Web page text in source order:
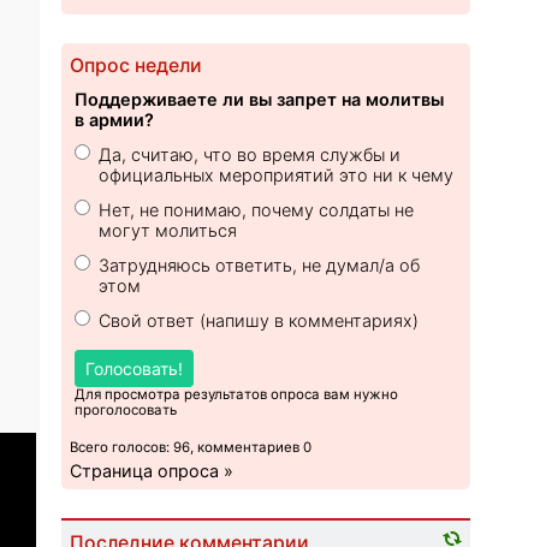
Опрос недели
Поддерживаете ли вы запрет на молитвы
в армии?
Да, считаю, что во время службы и
официальных мероприятий это ни к чему
Нет, не понимаю, почему солдаты не
могут молиться
Затрудняюсь ответить, не думал/а об
этом
Свой ответ (напишу в комментариях)
Голосовать!
Для просмотра результатов опроса вам нужно
проголосовать
Всего голосов: 96, комментариев 0
Страница опроса »